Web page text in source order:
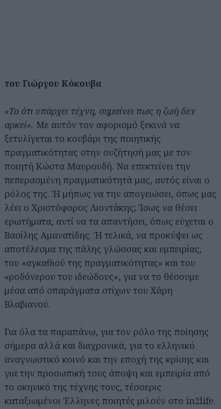
του Γιώργου Κόκουβα
«Το ότι υπάρχει τέχνη, σημαίνει πως η ζωή δεν
αρκεί». Με αυτόν τον αφορισμό ξεκινά να
ξετυλίγεται το κουβάρι της ποιητικής
πραγματικότητας στην συζήτησή μας με τον
ποιητή Κώστα Μαυρουδή. Να επεκτείνει την
πεπερασμένη πραγματικότητά μας, αυτός είναι ο
ρόλος της. Ή μήπως να την απογειώσει, όπως μας
λέει ο Χριστόφορος Λιοντάκης; Ίσως να θέσει
ερωτήματα, αντί να τα απαντήσει, όπως εύχεται ο
Βασίλης Αμανατίδης. Ή τελικά, να προκύψει ως
αποτέλεσμα της πάλης γλώσσας και εμπειρίας,
του «αγκαθιού της πραγματικότητας» και του
«ροδόνερου του ιδεώδους», για να το θέσουμε
μέσα από σπαράγματα στίχων του Χάρη
Βλαβιανού.
Για όλα τα παραπάνω, για τον ρόλο της ποίησης
σήμερα αλλά και διαχρονικά, για το ελληνικό
αναγνωστικό κοινό και την εποχή της κρίσης και
για την προσωπική τους άποψη και εμπειρία από
το σκηνικό της τέχνης τους, τέσσερις
καταξιωμένοι Έλληνες ποιητές μιλούν στο in2life.